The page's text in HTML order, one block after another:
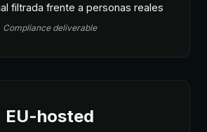
filtrada frente a personas reales
Compliance deliverable
EU-hosted